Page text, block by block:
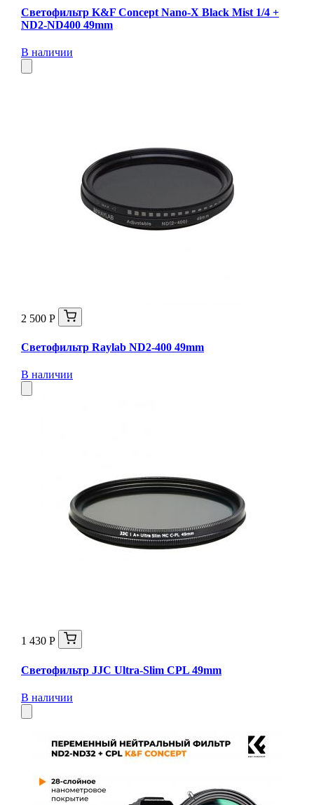
Светофильтр K&F Concept Nano-X Black Mist 1/4 +
ND2-ND400 49mm
В наличии
2 500 Р
Светофильтр Raylab ND2-400 49mm
В наличии
1 430 Р
Светофильтр JJC Ultra-Slim CPL 49mm
В наличии